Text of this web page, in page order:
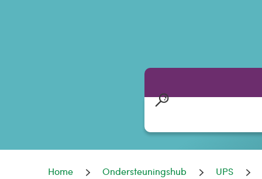
Home Ondersteuningshub UPS